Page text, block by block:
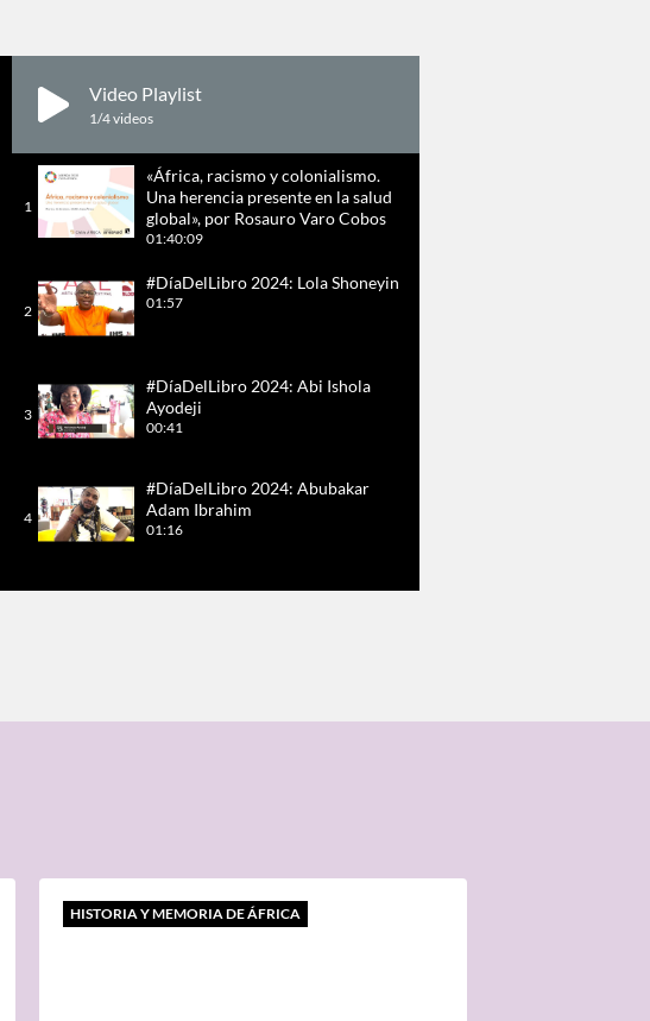
Video Playlist
1/4videos
1
«África, racismo y colonialismo.
Una herencia presente en la salud
global», por Rosauro Varo Cobos
01:40:09
2
#DíaDelLibro 2024: Lola Shoneyin
01:57
3
#DíaDelLibro 2024: Abi Ishola
Ayodeji
00:41
4
#DíaDelLibro 2024: Abubakar
Adam Ibrahim
01:16
HISTORIA Y MEMORIA DE ÁFRICA